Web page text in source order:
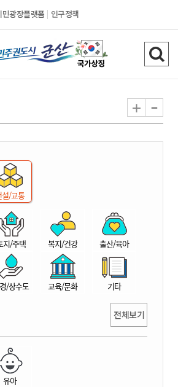
민광장플랫폼 인구정책
시
민
권
도
시
산
검
색
기
+ -
설/교통
지/주택 복지/건강 출산/육아
/상수도 교육/문화 기타
전체보기
유아